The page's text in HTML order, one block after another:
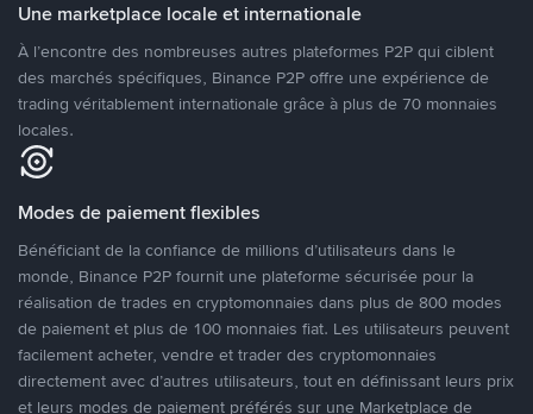
Une marketplace locale et internationale
À l’encontre des nombreuses autres plateformes P2P qui ciblent
des marchés spécifiques, Binance P2P offre une expérience de
trading véritablement internationale grâce à plus de 70 monnaies
locales.
Modes de paiement flexibles
Bénéficiant de la confiance de millions d’utilisateurs dans le
monde, Binance P2P fournit une plateforme sécurisée pour la
réalisation de trades en cryptomonnaies dans plus de 800 modes
de paiement et plus de 100 monnaies fiat. Les utilisateurs peuvent
facilement acheter, vendre et trader des cryptomonnaies
directement avec d’autres utilisateurs, tout en définissant leurs prix
et leurs modes de paiement préférés sur une Marketplace de